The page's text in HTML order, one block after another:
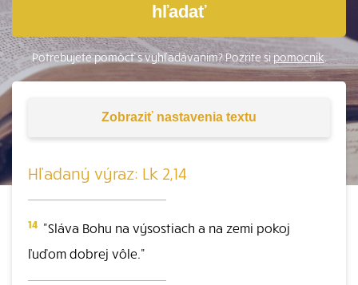
hľadať
Potrebujete pomôcť s vyhľadávaním? Pozrite sipomocník.
Zobraziť nastavenia textu
Hľadaný výraz: Lk 2,14
14 "Sláva Bohu na výsostiach a na zemi pokoj
ľuďom dobrej vôle."